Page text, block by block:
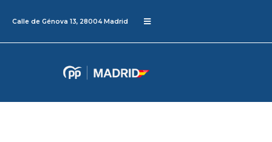
Calle de Génova 13, 28004 Madrid